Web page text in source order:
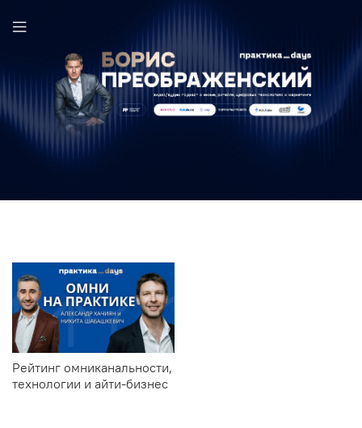
Рейтинг омниканальности,
технологии и айти-бизнес